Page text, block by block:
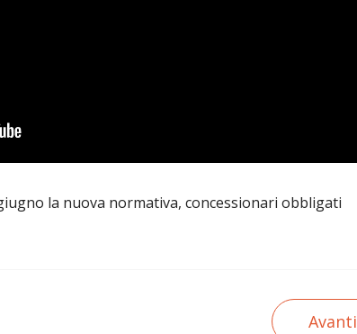
la nuova normativa, concessionari obbligati
Avanti